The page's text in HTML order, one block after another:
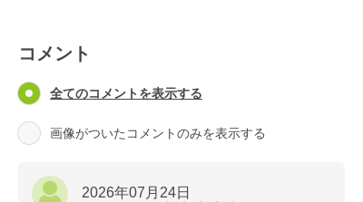
コメント
全てのコメントを表示する
画像がついたコメントのみを表示する
2026年07月24日